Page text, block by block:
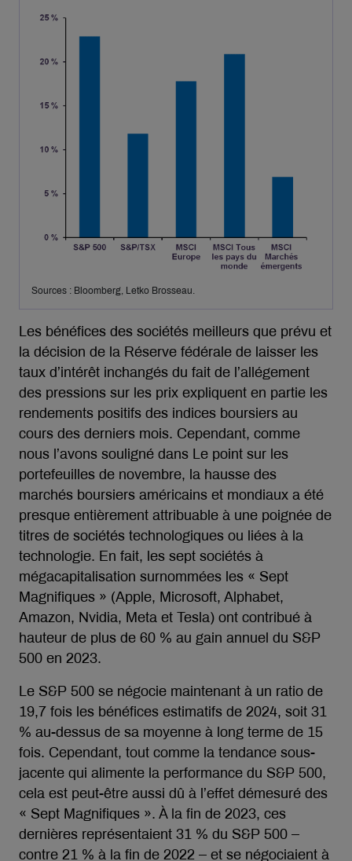
Sources : Bloomberg, Letko Brosseau.
Les bénéfices des sociétés meilleurs que prévu et
la décision de la Réserve fédérale de laisser les
taux d’intérêt inchangés du fait de l’allégement
des pressions sur les prix expliquent en partie les
rendements positifs des indices boursiers au
cours des derniers mois. Cependant, comme
nous l’avons souligné dans Le point sur les
portefeuilles de novembre, la hausse des
marchés boursiers américains et mondiaux a été
presque entièrement attribuable à une poignée de
titres de sociétés technologiques ou liées à la
technologie. En fait, les sept sociétés à
mégacapitalisation surnommées les « Sept
Magnifiques » (Apple, Microsoft, Alphabet,
Amazon, Nvidia, Meta et Tesla) ont contribué à
hauteur de plus de 60 % au gain annuel du S&P
500 en 2023.
Le S&P 500 se négocie maintenant à un ratio de
19,7 fois les bénéfices estimatifs de 2024, soit 31
% au-dessus de sa moyenne à long terme de 15
fois. Cependant, tout comme la tendance sous-
jacente qui alimente la performance du S&P 500,
cela est peut-être aussi dû à l’effet démesuré des
« Sept Magnifiques ». À la fin de 2023, ces
dernières représentaient 31 % du S&P 500 –
contre 21 % à la fin de 2022 – et se négociaient à